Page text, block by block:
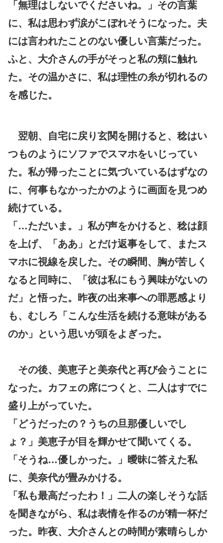
「無理はしないでくださいね。」その言葉
に、私は思わず涙がこぼれそうになった。夫
には言われたことのない優しい言葉だった。
ふと、大介さんの手がそっと私の頬に触れ
た。その温かさに、私は理性の糸が切れるの
を感じた。
翌朝、自宅に戻り玄関を開けると、稔はい
つものようにソファでスマホをいじってい
た。私が帰ったことに気づいているはずなの
に、何事もなかったかのように画面を見つめ
続けている。
「…ただいま。」私が声をかけると、稔は顔
を上げ、「ああ」とだけ返事をして、またス
マホに視線を戻した。その瞬間、胸が苦しく
なると同時に、「彼は私にもう興味がないの
だ」と悟った。昨夜の出来事への罪悪感より
も、むしろ「こんな生活を続ける意味がある
のか」という思いが頭をよぎった。
その後、美恵子と美奈代と再び会うことに
なった。カフェの席につくと、二人はすでに
盛り上がっていた。
「どうだったの？うちの旦那優しいでし
ょ？」美恵子が目を輝かせて聞いてくる。
「そうね…優しかった。」曖昧に答えた私
に、美奈代が畳みかける。
「私も最高だったわ！」二人の楽しそうな話
を聞きながら、私は表情を作るのが精一杯だ
った。昨夜、大介さんとの時間が素晴らしか